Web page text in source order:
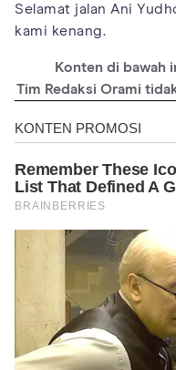
Selamat jalan Ani
kami kenang.
Konten di bawah
Tim Redaksi Orami